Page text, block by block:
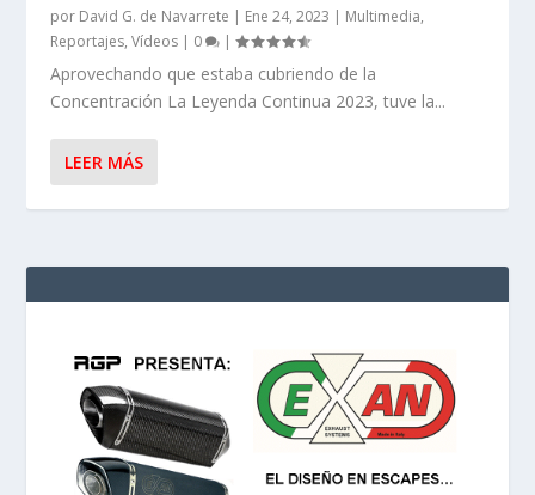
por David G. de Navarrete | Ene 24, 2023 | Multimedia,
Reportajes,Vídeos | 0 |
Aprovechando que estaba cubriendo de la
Concentración La Leyenda Continua 2023, tuve la...
LEER MÁS